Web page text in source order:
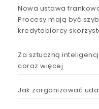
Nowa ustawa
Procesy mają być
kredytobiorcy
Za sztuczną
coraz więcej
Jak zorganizować